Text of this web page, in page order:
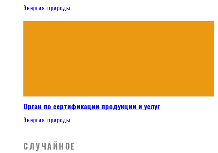
Энергия природы
Орган по сертификации продукции и услуг
Энергия природы
СЛУЧАЙНОЕ